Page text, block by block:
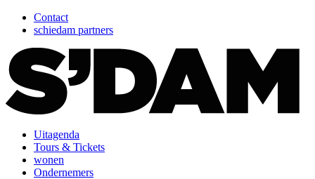
Contact
schiedam partners
Uitagenda
Tours & Tickets
wonen
Ondernemers